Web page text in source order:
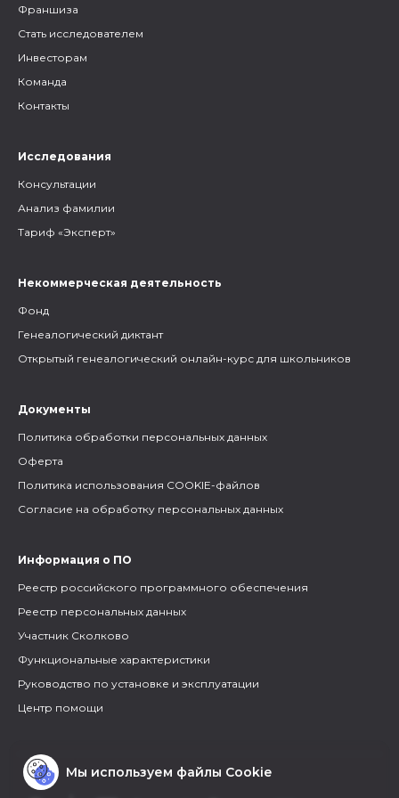
Франшиза
Стать исследователем
Инвесторам
Команда
Контакты
Исследования
Консультации
Анализ фамилии
Тариф «Эксперт»
Некоммерческая деятельность
Фонд
Генеалогический диктант
Открытый генеалогический онлайн-курс для школьников
Документы
Политика обработки персональных данных
Оферта
Политика использования COOKIE-файлов
Согласие на обработку персональных данных
Информация о ПО
Реестр российского программного обеспечения
Реестр персональных данных
Участник Сколково
Функциональные характеристики
Руководство по установке и эксплуатации
Центр помощи
Мы используем файлы Cookie